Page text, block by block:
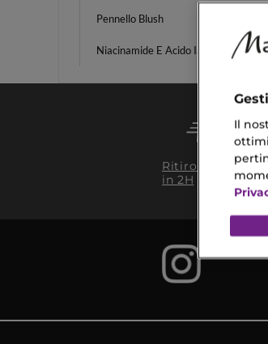
Pennello Blush
Niacinamide E Acido Ialuronico
Ritiro in negozio
in 2H
Il